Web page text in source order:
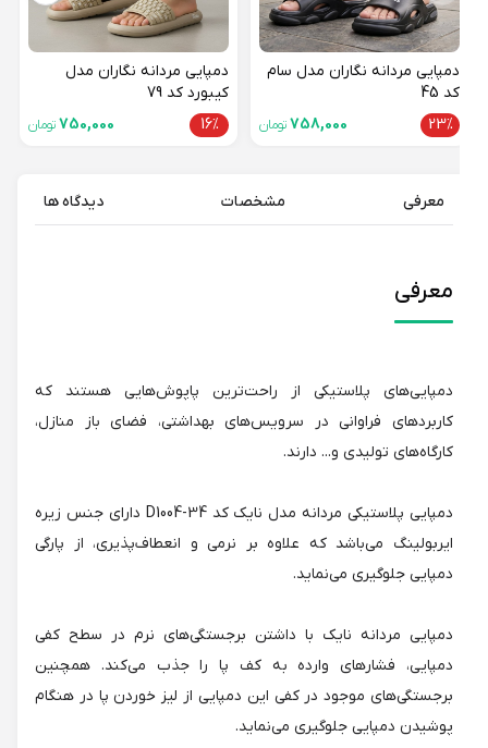
دمپایی مردانه نگاران مدل سام
23%
758,000تومان
دمپایی مردانه نگاران مدل
کیبورد کد 79
16%
750,000تومان
معرفی مشخصات دیدگاه ها
معرفی
دمپایی‌های پلاستیکی از راحت‌ترین پاپوش‌هایی هستند که
کاربردهای فراوانی در سرویس‌های بهداشتی، فضای باز منازل،
کارگاه‌های تولیدی و... دارند.
دمپایی پلاستیکی مردانه مدل نایک کد 34-D1004 دارای جنس زیره
ایربولینگ می‌باشد که علاوه بر نرمی و انعطاف‌پذیری، از پارگی
دمپایی جلوگیری می‌نماید.
دمپایی مردانه نایک با داشتن برجستگی‌های نرم در سطح کفی
دمپایی، فشارهای وارده به کف پا را جذب می‌کند. همچنین
برجستگی‌های موجود در کفی این دمپایی از لیز خوردن پا در هنگام
پوشیدن دمپایی جلوگیری می‌نماید.